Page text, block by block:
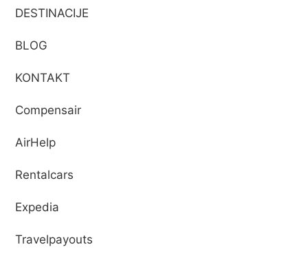
DESTINACIJE
BLOG
KONTAKT
Compensair
AirHelp
Rentalcars
Expedia
Travelpayouts